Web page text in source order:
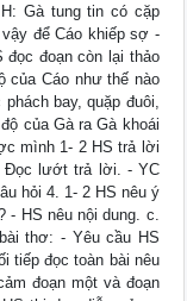
Gà tung tin có cặp
để Cáo khiếp sợ -
đọc đoạn còn lại thảo
của Cáo như thế nào
bay, quặp đuôi,
của Gà ra Gà khoái
mình 1- 2 HS trả lời
Đọc lướt trả lời. - YC
hỏi 4. 1- 2 HS nêu ý
- HS nêu nội dung. c.
thơ: - Yêu cầu HS
tiếp đọc toàn bài nêu
đoạn một và đoạn